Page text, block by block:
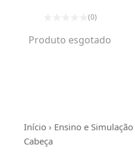
(0)
Produto esgotado
Início › Ensino e Simulação
Cabeça